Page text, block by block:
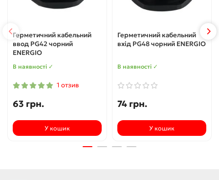
Герметичний кабельний
ввод PG42 чорний
ENERGIO
В наявності ✓
1 отзив
63 грн.
У кошик
Герметичний кабельний
вхід PG48 чорний ENERGIO
В наявності ✓
74 грн.
У кошик